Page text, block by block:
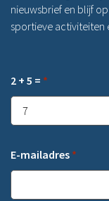
nieuwsbrief en blijf
sportieve activiteiten
2 + 5 = *
E-mailadres *